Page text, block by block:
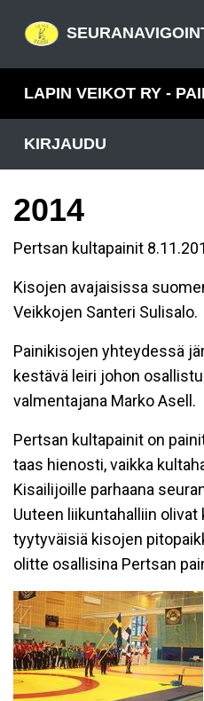
LAPIN VEIKOT RY -
KIRJAUDU
2014
Pertsan kultapainit
Kisojen avajaisissa
Veikkojen Santeri Sulisalo.
Painikisojen yhteydessä
kestävä leiri johon
valmentajana Marko Asell.
Pertsan kultapainit on
taas hienosti, vaikka
Kisailijoille parhaana
Uuteen liikuntahalliin
tyytyväisiä kisojen
olitte osallisina Pertsan